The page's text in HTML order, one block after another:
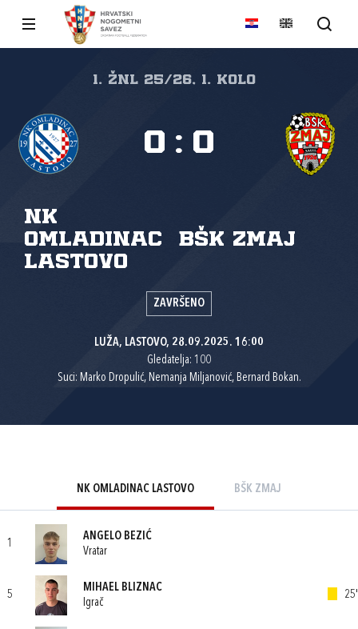
1. ŽNL 25/26, 1. kolo
NK
Omladinac
Lastovo
BŠK Zmaj
0 : 0
ZAVRŠENO
LUŽA, LASTOVO, 28.09.2025. 16:00
Gledatelja: 100
Suci: Marko Dropulić, Nemanja Miljanović, Bernard Bokan.
NK OMLADINAC LASTOVO BŠK ZMAJ
1
ANGELO BEZIĆ
Vratar
5
MIHAEL BLIZNAC
Igrač
25'